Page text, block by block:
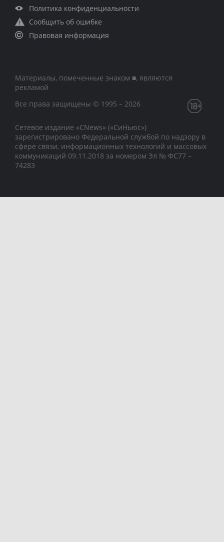
Политика конфиденциальности
Сообщить об ошибке
Правовая информация
Материалы, помеченные знаком ■, являются
рекламой
Все права защищены © 1995 – 2026
Сетевое издание «CNews» («СиНьюс»)
зарегистрировано Федеральной службой по надзору в
сфере связи, информационных технологий и массовых
коммуникаций 09.11.2018 за номером Эл № ФС77 –
74283